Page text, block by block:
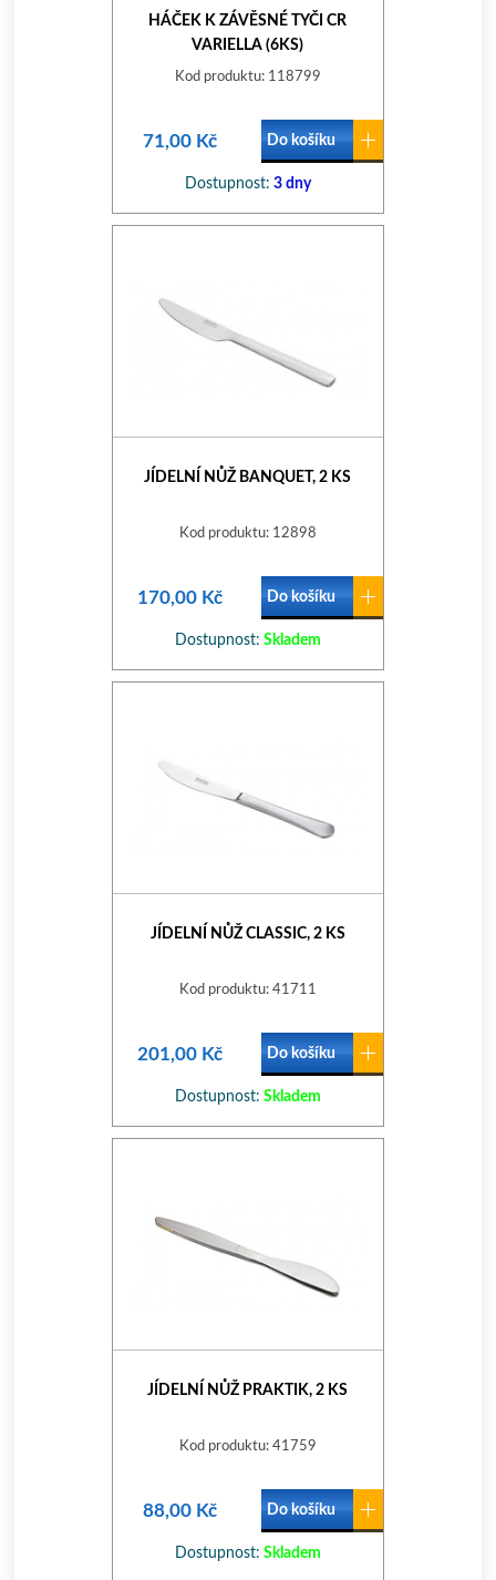
HÁČEK K ZÁVĚSNÉ TYČI CR
VARIELLA (6KS)
Kod produktu: 118799
71,00 Kč Do košíku
Dostupnost: 3 dny
JÍDELNÍ NŮŽ BANQUET, 2 KS
Kod produktu: 12898
170,00 Kč Do košíku
Dostupnost: Skladem
JÍDELNÍ NŮŽ CLASSIC, 2 KS
Kod produktu: 41711
201,00 Kč Do košíku
Dostupnost: Skladem
JÍDELNÍ NŮŽ PRAKTIK, 2 KS
Kod produktu: 41759
88,00 Kč Do košíku
Dostupnost: Skladem